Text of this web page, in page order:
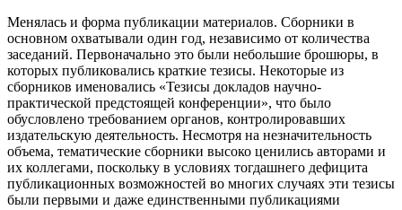
Менялась и форма публикации материалов. Сборники в
основном охватывали один год, независимо от количества
заседаний. Первоначально это были небольшие брошюры, в
которых публиковались краткие тезисы. Некоторые из
сборников именовались «Тезисы докладов научно-
практической предстоящей конференции», что было
обусловлено требованием органов, контролировавших
издательскую деятельность. Несмотря на незначительность
объема, тематические сборники высоко ценились авторами и
их коллегами, поскольку в условиях тогдашнего дефицита
публикационных возможностей во многих случаях эти тезисы
были первыми и даже единственными публикациями